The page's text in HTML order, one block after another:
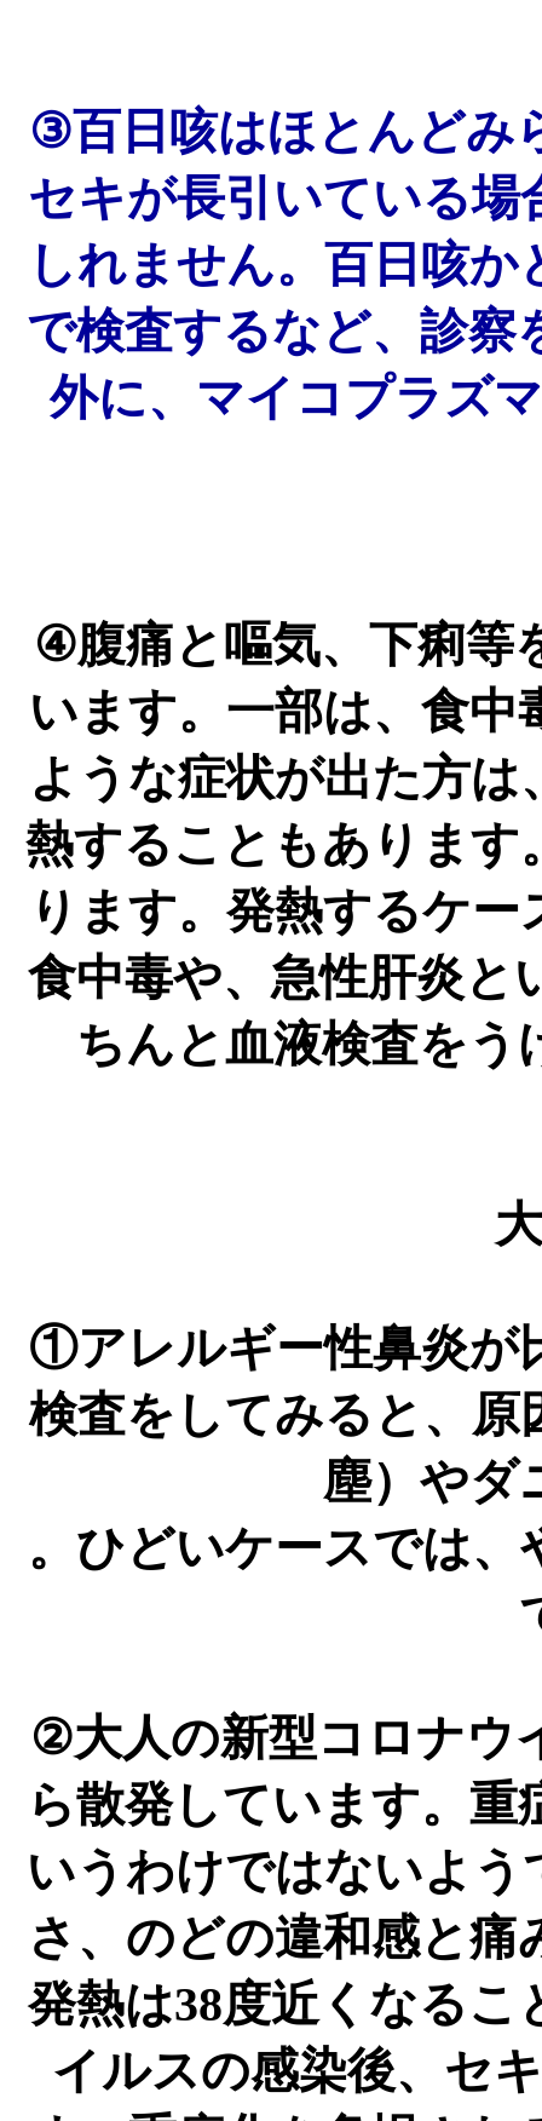
③百日咳はほとんどみ
セキが長引いている
しれません。百日咳
で検査するなど、診察
外に、マイコプラズ
④腹痛と嘔気、下痢等
います。一部は、食
ような症状が出た方
熱することもあります
ります。発熱するケ
食中毒や、急性肝炎と
ちんと血液検査をう
大
①アレルギー性鼻炎が
検査をしてみると、原
塵）やダ
。ひどいケースでは
②大人の新型コロナウ
ら散発しています。
いうわけではないよう
さ、のどの違和感と
発熱は38度近くなる
イルスの感染後、セ